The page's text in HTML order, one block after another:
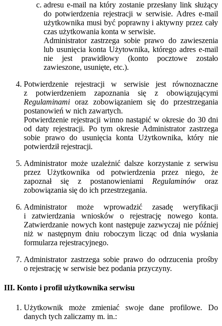
adresu e-mail na który zostanie przesłany link służący
do potwierdzenia rejestracji w serwisie. Adres e-mail
użytkownika musi być poprawny i aktywny przez cały
czas użytkowania konta w serwisie.
Administrator zastrzega sobie prawo do zawieszenia
lub usunięcia konta Użytownika, którego adres e-mail
nie jest prawidłowy (konto pocztowe zostało
zawieszone, usunięte, etc.).
Potwierdzenie rejestracji w serwisie jest równoznaczne
z potwierdzeniem zapoznania się z obowiązującymi
Regulaminami oraz zobowiązaniem się do przestrzegania
postanowień w nich zawartych.
Potwierdzenie rejestracji winno nastąpić w okresie do 30 dni
od daty rejestracji. Po tym okresie Administrator zastrzega
sobie prawo do usunięcia konta Użytkownika, który nie
potwierdził rejestracji.
Administrator może uzależnić dalsze korzystanie z serwisu
przez Użytkownika od potwierdzenia przez niego, że
zapoznał się z postanowieniami Regulaminów oraz
zobowiązania się do ich przestrzegania.
Administrator może wprowadzić zasadę weryfikacji
i zatwierdzania wniosków o rejestrację nowego konta.
Zatwierdzanie nowych kont następuje zazwyczaj nie później
niż w następnym dniu roboczym licząc od dnia wysłania
formularza rejestracyjnego.
Administrator zastrzega sobie prawo do odrzucenia prośby
o rejestrację w serwisie bez podania przyczyny.
III. Konto i profil użytkownika serwisu
Użytkownik może zmieniać swoje dane profilowe. Do
danych tych zaliczamy m. in.: